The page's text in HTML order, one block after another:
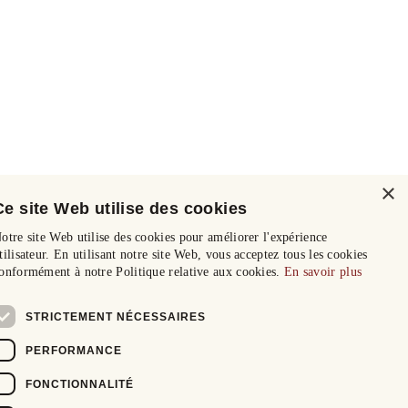
×
site Web utilise des cookies
site Web utilise des cookies pour améliorer l'expérience
En utilisant notre site Web, vous acceptez tous les cookies
à notre Politique relative aux cookies. En savoir plus
STRICTEMENT NÉCESSAIRES
PERFORMANCE
FONCTIONNALITÉ